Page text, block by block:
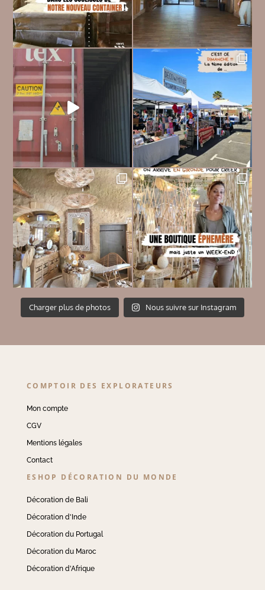
Charger plus de photos Nous suivre sur Instagram
COMPTOIR DES EXPLORATEURS
Mon compte
CGV
Mentions légales
Contact
ESHOP DÉCORATION DU MONDE
Décoration de Bali
Décoration d'Inde
Décoration du Portugal
Décoration du Maroc
Décoration d'Afrique